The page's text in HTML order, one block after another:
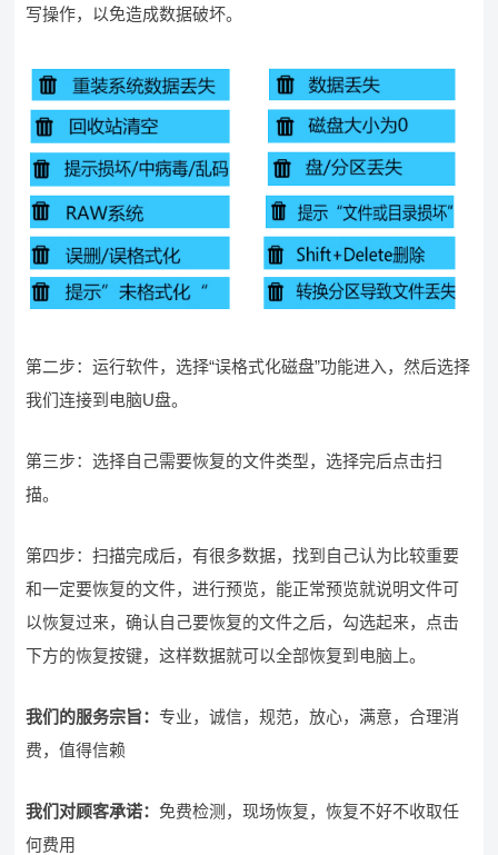
写操作，以免造成数据破坏。
第二步：运行软件，选择“误格式化磁盘”功能进入，然后选择
我们连接到电脑U盘。
第三步：选择自己需要恢复的文件类型，选择完后点击扫
描。
第四步：扫描完成后，有很多数据，找到自己认为比较重要
和一定要恢复的文件，进行预览，能正常预览就说明文件可
以恢复过来，确认自己要恢复的文件之后，勾选起来，点击
下方的恢复按键，这样数据就可以全部恢复到电脑上。
我们的服务宗旨：专业，诚信，规范，放心，满意，合理消
费，值得信赖
我们对顾客承诺： 免费检测，现场恢复，恢复不好不收取任
何费用